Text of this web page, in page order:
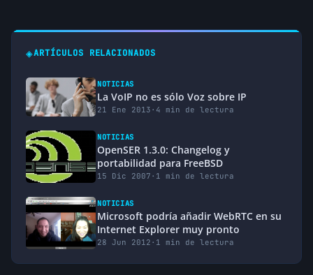
◈ARTÍCULOS RELACIONADOS
NOTICIAS
La VoIP no es sólo Voz sobre IP
21 Ene 2013 · 4 min de lectura
NOTICIAS
OpenSER 1.3.0: Changelog y
portabilidad para FreeBSD
15 Dic 2007 · 1 min de lectura
NOTICIAS
Microsoft podría añadir WebRTC en su
Internet Explorer muy pronto
28 Jun 2012 · 1 min de lectura